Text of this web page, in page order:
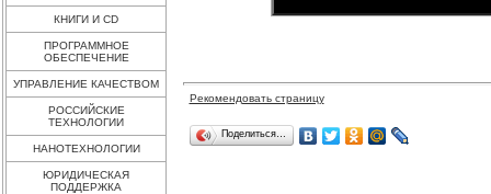
КНИГИ И CD
ПРОГРАММНОЕ
ОБЕСПЕЧЕНИЕ
УПРАВЛЕНИЕ КАЧЕСТВОМ
РОССИЙСКИЕ
ТЕХНОЛОГИИ
НАНОТЕХНОЛОГИИ
ЮРИДИЧЕСКАЯ
ПОДДЕРЖКА
Рекомендовать страницу
Поделиться…